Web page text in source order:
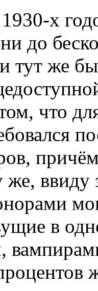
1930-х
до
же
что
ввиду
в